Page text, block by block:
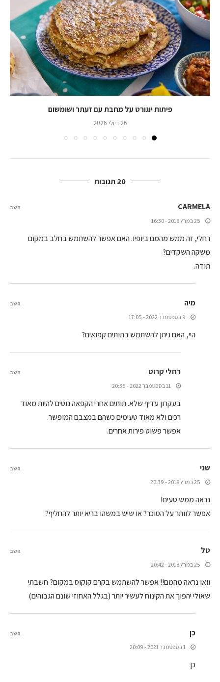
פיתות יוגורט על מחבת עם זעתר ושומשום
26 ביולי 2026
20 תגובות
CARMELA
25 במרץ 2018 - 16:30
רחלי, זה ממש מהמם ביופיו. האם אפשר להשתמש בחלב במקום
משקה השקדים?
תודה.
השב
מיה
9 בספטמבר 2022 - 17:05
היי, האם ניתן להשתמש בתותים קפואים?
השב
רחלי קרוט
11 בספטמבר 2022 - 20:35
בעקרון עדיף שלא. תותים אחרי הקפאה נוטים להיות מאוד
רכים ולא מאוד טעימים כשהם במצבם המופשר.
אפשר פשוט פירות אחרים.
השב
שני
25 במרץ 2018 - 20:39
נראה ממש טעים!
אפשר לוותר על הסוכר? או שיש במשהו בריא יותר להחליף?
השב
טל
25 במרץ 2018 - 20:42
וואו נראה מהמם!! אפשר להשתמש בקרם קוקוס במקום? חשבתי
שאולי יהפוך את הקינוח לעשיר יותר (בגלל האחוזי שונם הגבוהים)
השב
כן
1 בספטמבר 2021 - 20:09
כן
השב